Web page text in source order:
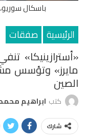
باسكال سوريو،
الرئيسية صفقات
«أسترازينيكا»
مايرز» وتؤسس
الصين
كتب ابراهيم محمد
شارك